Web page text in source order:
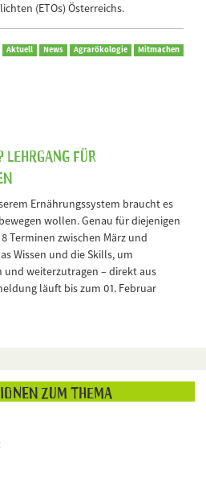
(ETOs) Österreichs.
Aktuell News Agrarökologie Mitmachen
Lehrgang für
Ernährungssystem braucht es
wollen. Genau für diejenigen
Terminen zwischen März und
Wissen und die Skills, um
und weiterzutragen – direkt aus
läuft bis zum 01. Februar
zum Thema